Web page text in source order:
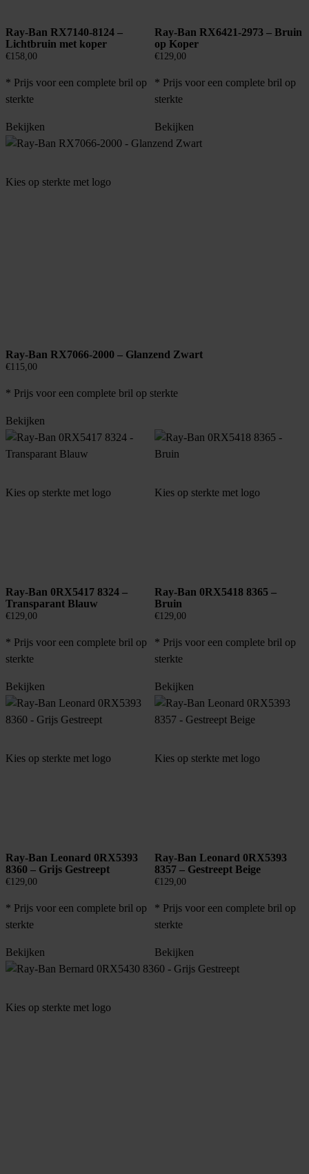
Ray-Ban RX7140-8124 –
Lichtbruin met koper
€158,00
* Prijs voor een complete bril op
sterkte
Bekijken
Ray-Ban RX6421-2973 – Bruin
op Koper
€129,00
* Prijs voor een complete bril op
sterkte
Bekijken
Kies op sterkte met logo
Ray-Ban RX7066-2000 – Glanzend Zwart
€115,00
* Prijs voor een complete bril op sterkte
Bekijken
Kies op sterkte met logo
Ray-Ban 0RX5417 8324 –
Transparant Blauw
€129,00
* Prijs voor een complete bril op
sterkte
Bekijken
Kies op sterkte met logo
Ray-Ban 0RX5418 8365 –
Bruin
€129,00
* Prijs voor een complete bril op
sterkte
Bekijken
Kies op sterkte met logo
Ray-Ban Leonard 0RX5393
8360 – Grijs Gestreept
€129,00
* Prijs voor een complete bril op
sterkte
Bekijken
Kies op sterkte met logo
Ray-Ban Leonard 0RX5393
8357 – Gestreept Beige
€129,00
* Prijs voor een complete bril op
sterkte
Bekijken
Kies op sterkte met logo